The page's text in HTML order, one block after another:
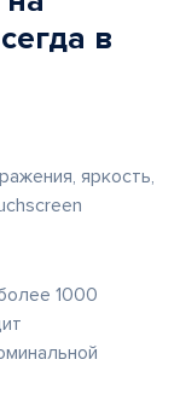
в
яркость,
1000